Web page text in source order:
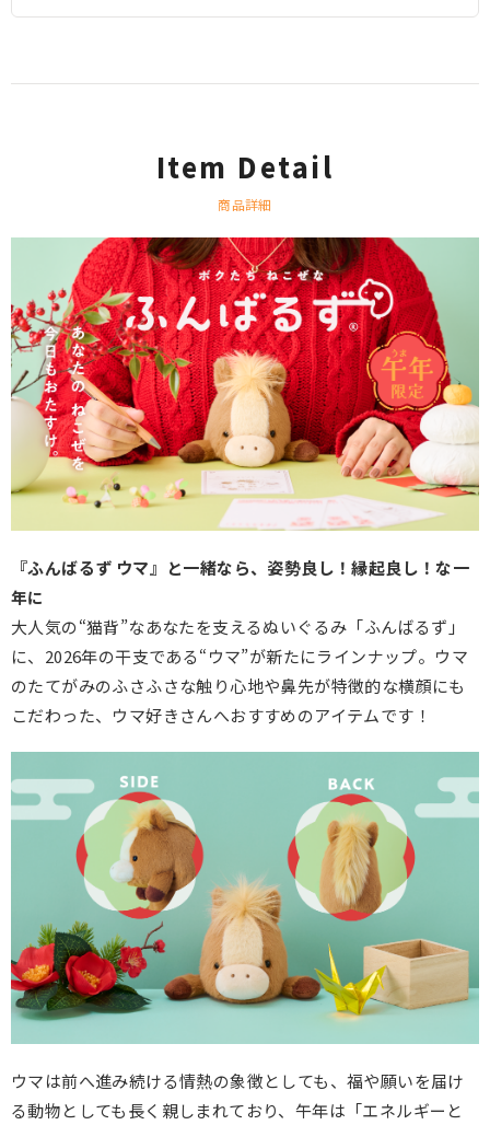
Item Detail
商品詳細
『ふんばるず ウマ』と一緒なら、姿勢良し！縁起良し！な一
年に
大人気の“猫背”なあなたを支えるぬいぐるみ「ふんばるず」
に、2026年の干支である“ウマ”が新たにラインナップ。ウマ
のたてがみのふさふさな触り心地や鼻先が特徴的な横顔にも
こだわった、ウマ好きさんへおすすめのアイテムです！
ウマは前へ進み続ける情熱の象徴としても、福や願いを届け
る動物としても長く親しまれており、午年は「エネルギーと